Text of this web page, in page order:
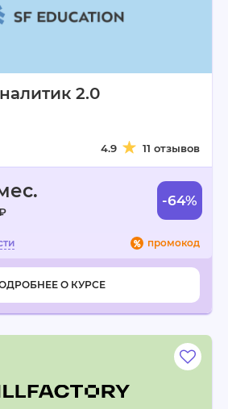
2.0
4.9 11 отзывов
-64%
промокод
О КУРСЕ